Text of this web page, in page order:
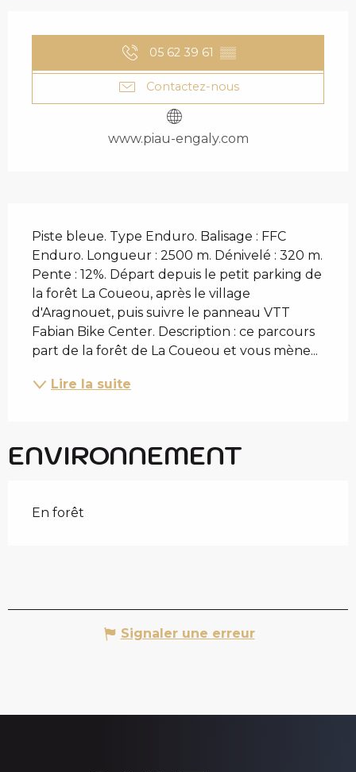
OUVERTURE ET
05 62 39 61 ▒▒
Contactez-nous
www.piau-engaly.com
Piste bleue. Type Enduro. Balisage : FFC
Enduro. Longueur : 2500 m. Dénivelé : 320 m.
Pente : 12%. Départ depuis le petit parking de
la forêt La Coueou, après le village
d'Aragnouet, puis suivre le panneau VTT
Fabian Bike Center. Description : ce parcours
part de la forêt de La Coueou et vous mène...
Lire la suite
ENVIRONNEMENT
En forêt
Signaler une erreur